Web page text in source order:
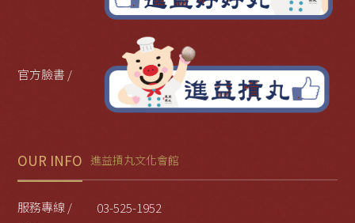
官方臉書 /
OUR INFO 進益摃丸文化會館
服務專線 /
03-525-1952